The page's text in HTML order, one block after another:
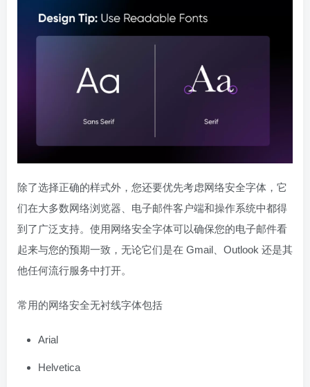
除了选择正确的样式外，您还要优先考虑网络安全字体，它
们在大多数网络浏览器、电子邮件客户端和操作系统中都得
到了广泛支持。使用网络安全字体可以确保您的电子邮件看
起来与您的预期一致，无论它们是在 Gmail、Outlook 还是其
他任何流行服务中打开。
常用的网络安全无衬线字体包括
Arial
Helvetica